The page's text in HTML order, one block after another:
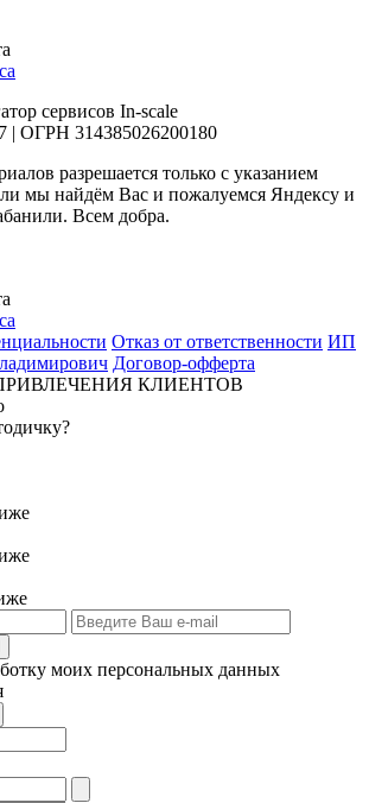
сервисов In-scale
| ОГРН 314385026200180
разрешается только с указанием
мы найдём Вас и пожалуемся Яндексу и
Всем добра.
Отказ от ответственности ИП
Договор-офферта
КЛИЕНТОВ
моих персональных данных